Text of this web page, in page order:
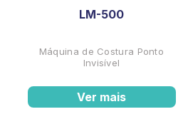
LM-500
Máquina de Costura Ponto
Invisível
Ver mais